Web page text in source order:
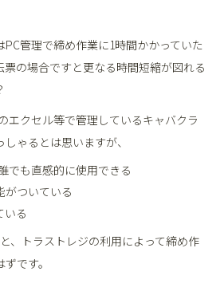
管理で締め作業に1時間かかっていた
票の場合ですと更なる時間短縮が図れる
エクセル等で管理しているキャバクラ
ゃるとは思いますが、
でも直感的に使用できる
がついている
いる
、トラストレジの利用によって締め作
です。